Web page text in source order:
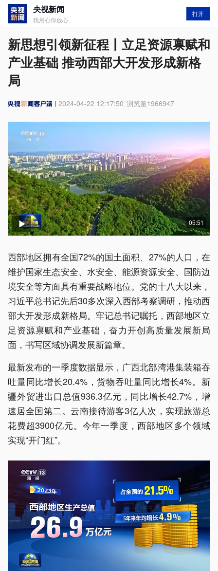
央视新闻
我用心你放心
打开
新思想引领新征程丨立足资源禀赋和
产业基础 推动西部大开发形成新格
局
2024-04-22 12:17:50 浏览量1966947
05:51
西部地区拥有全国72%的国土面积、27%的人口，在
维护国家生态安全、水安全、能源资源安全、国防边
境安全等方面具有重要战略地位。党的十八大以来，
习近平总书记先后30多次深入西部考察调研，推动西
部大开发形成新格局。牢记总书记嘱托，西部地区立
足资源禀赋和产业基础，奋力开创高质量发展新局
面，书写区域协调发展新篇章。
最新发布的一季度数据显示，广西北部湾港集装箱吞
吐量同比增长20.4%，货物吞吐量同比增长4%。新
疆外贸进出口总值936.3亿元，同比增长42.7%，增
速居全国第二。云南接待游客3亿人次，实现旅游总
花费超3900亿元。今年一季度，西部地区多个领域
实现“开门红”。